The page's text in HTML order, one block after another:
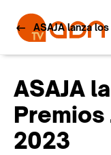
ASAJA lanza
ASAJA
2023